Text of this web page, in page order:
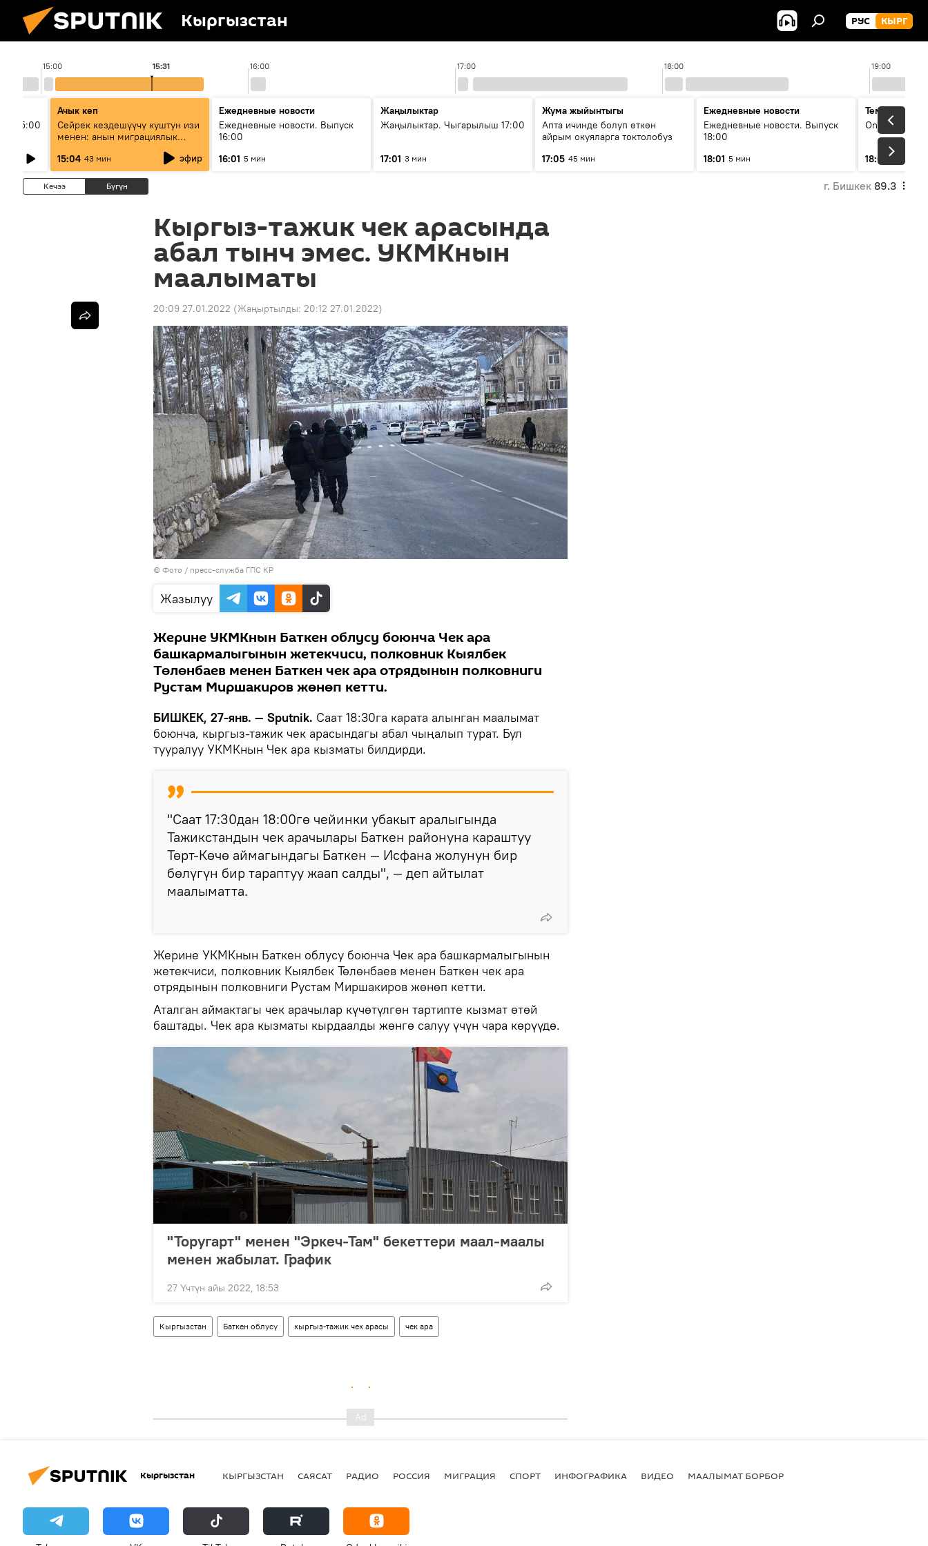
Кыргызстан РУС КЫРГ
15:00 16:00 17:00 18:00 19:00
15:31
15:00
Ачык кеп
Сейрек кездешүүчү куштун изи
менен: анын миграциялык
жолу эмнеден кабар берет?
15:04 43 мин эфир
Ежедневные новости
Ежедневные новости. Выпуск
16:00
16:01 5 мин
Жаңылыктар
Жаңылыктар. Чыгарылыш 17:00
17:01 3 мин
Жума жыйынтыгы
Апта ичинде болуп өткөн
айрым окуяларга токтолобуз
17:05 45 мин
Ежедневные новости
Ежедневные новости. Выпуск
18:00
18:01 5 мин
Тема дня
On air
18:07
Кечээ Бүгүн г. Бишкек 89.3
Кыргыз-тажик чек арасында
абал тынч эмес. УКМКнын
маалыматы
20:09 27.01.2022 (Жаңыртылды: 20:12 27.01.2022)
© Фото / пресс-служба ГПС КР
Жазылуу
Жерине УКМКнын Баткен облусу боюнча Чек ара
башкармалыгынын жетекчиси, полковник Кыялбек
Төлөнбаев менен Баткен чек ара отрядынын полковниги
Рустам Миршакиров жөнөп кетти.
БИШКЕК, 27-янв. — Sputnik. Саат 18:30га карата алынган маалымат
боюнча, кыргыз-тажик чек арасындагы абал чыңалып турат. Бул
тууралуу УКМКнын Чек ара кызматы билдирди.
"Саат 17:30дан 18:00гө чейинки убакыт аралыгында
Тажикстандын чек арачылары Баткен районуна караштуу
Төрт-Көчө аймагындагы Баткен — Исфана жолунун бир
бөлүгүн бир тараптуу жаап салды", — деп айтылат
маалыматта.
Жерине УКМКнын Баткен облусу боюнча Чек ара башкармалыгынын
жетекчиси, полковник Кыялбек Төлөнбаев менен Баткен чек ара
отрядынын полковниги Рустам Миршакиров жөнөп кетти.
Аталган аймактагы чек арачылар күчөтүлгөн тартипте кызмат өтөй
баштады. Чек ара кызматы кырдаалды жөнгө салуу үчүн чара көрүүдө.
"Торугарт" менен "Эркеч-Там" бекеттери маал-маалы
менен жабылат. График
27 Үчтүн айы 2022, 18:53
Кыргызстан Баткен облусу кыргыз-тажик чек арасы чек ара
Кыргызстан КЫРГЫЗСТАН САЯСАТ РАДИО РОССИЯ МИГРАЦИЯ СПОРТ ИНФОГРАФИКА ВИДЕО МААЛЫМАТ БОРБОР